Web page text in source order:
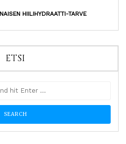
HIILIHYDRAATTI-TARVE
ETSI